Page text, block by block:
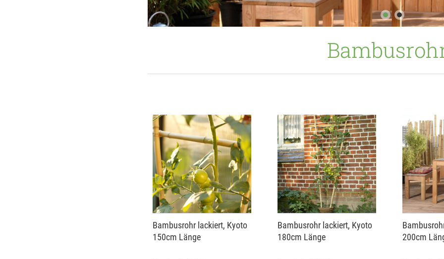
Bambusrohr lackiert, Kyoto
150cm Länge
Bambusrohr lackiert, Kyoto
180cm Länge
200cm